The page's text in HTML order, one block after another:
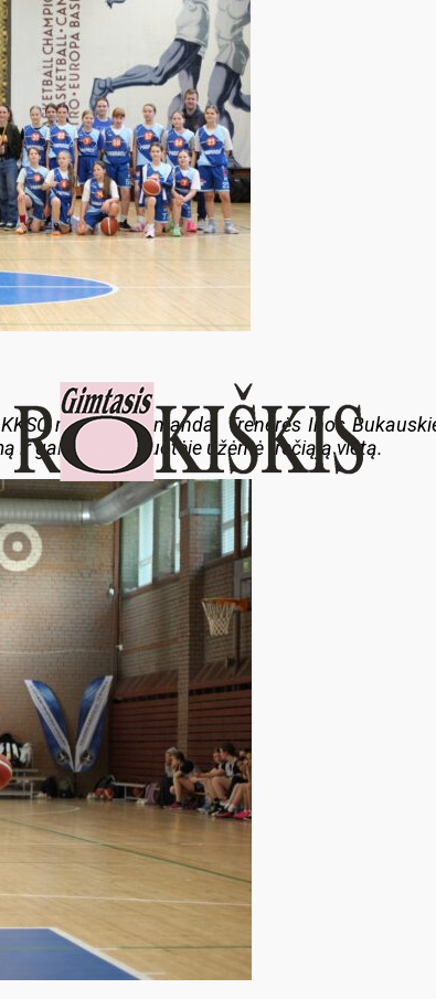
merginų komanda. Trenerės Inos
ir galutinėje rikiuotėje užėmė trečiąją vietą.